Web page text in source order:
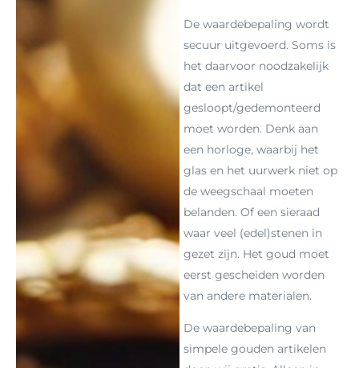
De waardebepaling wordt
secuur uitgevoerd. Soms is
het daarvoor noodzakelijk
dat een artikel
gesloopt/gedemonteerd
moet worden. Denk aan
een horloge, waarbij het
glas en het uurwerk niet op
de weegschaal moeten
belanden. Of een sieraad
waar veel (edel)stenen in
gezet zijn. Het goud moet
eerst gescheiden worden
van andere materialen.
De waardebepaling van
simpele gouden artikelen